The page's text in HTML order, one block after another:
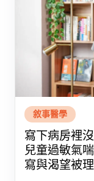
敘事醫學
寫下病房裡
兒童過敏氣
寫與渴望被